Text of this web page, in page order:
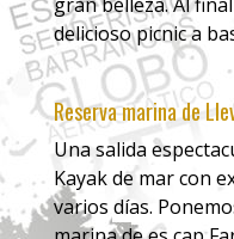
gran belleza. Al
delicioso picnic a
Reserva marina de
Una salida
Kayak de mar con
varios días.